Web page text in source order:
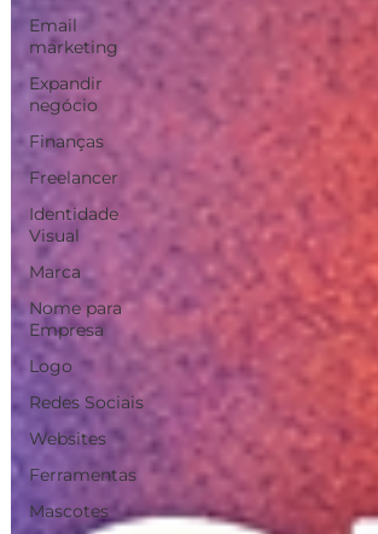
Email
marketing
Expandir
negócio
Finanças
Freelancer
Identidade
Visual
Marca
Nome para
Empresa
Logo
Redes Sociais
Websites
Ferramentas
Mascotes